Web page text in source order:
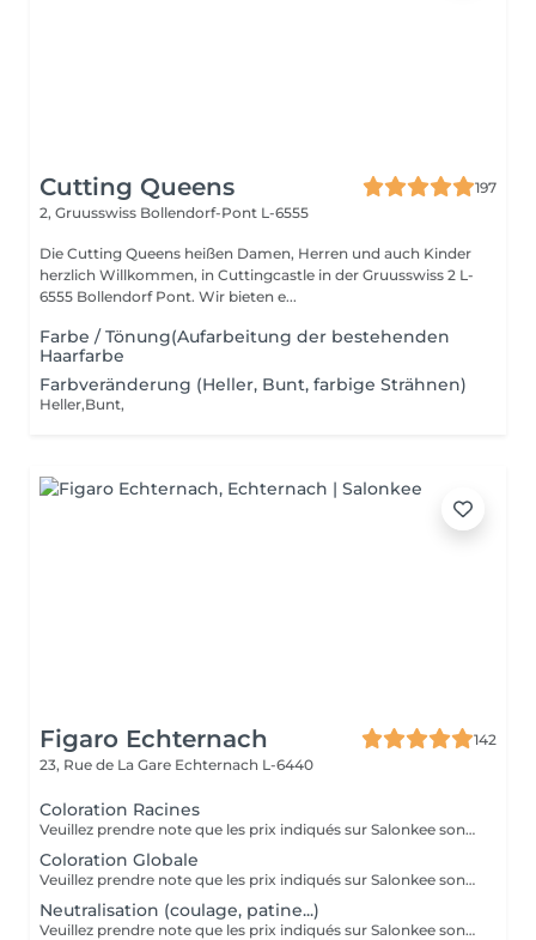
Cutting Queens
197
2, Gruusswiss Bollendorf-Pont L-6555
Die Cutting Queens heißen Damen, Herren und auch Kinder
herzlich Willkommen, in Cuttingcastle in der Gruusswiss 2 L-
6555 Bollendorf Pont. Wir bieten e...
Farbe / Tönung(Aufarbeitung der bestehenden
Haarfarbe
Farbveränderung (Heller, Bunt, farbige Strähnen)
Heller,Bunt,
Figaro Echternach
142
23, Rue de La Gare Echternach L-6440
Coloration Racines
Veuillez prendre note que les prix indiqués sur Salonkee sont communiqués à titre informatif et s'entendent de base. Ces derniers sont susceptibles de varier selon le diagnostic réalisé à votre arrivée au salon et l'expertise du professionnel à qui vous confiez votre beauté. Dans tous les cas, un devis précis vous sera proposé et toutes réalisations de prestations seront effectuées avec votre accord. Un grand merci d'avance pour votre compréhension. Au plaisir de vous recevoir très vite.
Coloration Globale
Veuillez prendre note que les prix indiqués sur Salonkee sont communiqués à titre informatif et s'entendent de base. Ces derniers sont susceptibles de varier selon le diagnostic réalisé à votre arrivée au salon et l'expertise du professionnel à qui vous confiez votre beauté. Dans tous les cas, un devis précis vous sera proposé et toutes réalisations de prestations seront effectuées avec votre accord. Un grand merci d'avance pour votre compréhension. Au plaisir de vous recevoir très vite.
Neutralisation (coulage, patine...)
Veuillez prendre note que les prix indiqués sur Salonkee sont communiqués à titre informatif et s'entendent de base. Ces derniers sont susceptibles de varier selon le diagnostic réalisé à votre arrivée au salon et l'expertise du professionnel à qui vous confiez votre beauté. Dans tous les cas, un devis précis vous sera proposé et toutes réalisations de prestations seront effectuées avec votre accord. Un grand merci d'avance pour votre compréhension. Au plaisir de vous recevoir très vite.